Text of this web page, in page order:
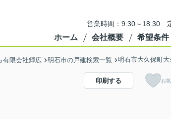
営業時間：9:30～18:30
ホーム 会社概要 希望条件
有限会社輝広 明石市の戸建検索一覧 明石市大久保町
印刷する お